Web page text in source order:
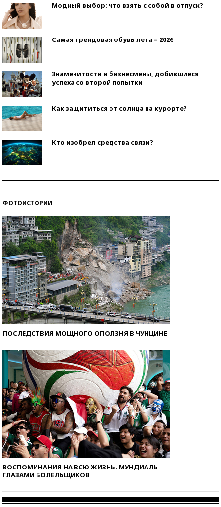
Модный выбор: что взять с собой в отпуск?
Самая трендовая обувь лета – 2026
Знаменитости и бизнесмены, добившиеся
успеха со второй попытки
Как защититься от солнца на курорте?
Кто изобрел средства связи?
стобалльников?
ФОТОИСТОРИИ
ПОСЛЕДСТВИЯ МОЩНОГО ОПОЛЗНЯ В ЧУНЦИНЕ
ВОСПОМИНАНИЯ НА ВСЮ ЖИЗНЬ. МУНДИАЛЬ
ГЛАЗАМИ БОЛЕЛЬЩИКОВ